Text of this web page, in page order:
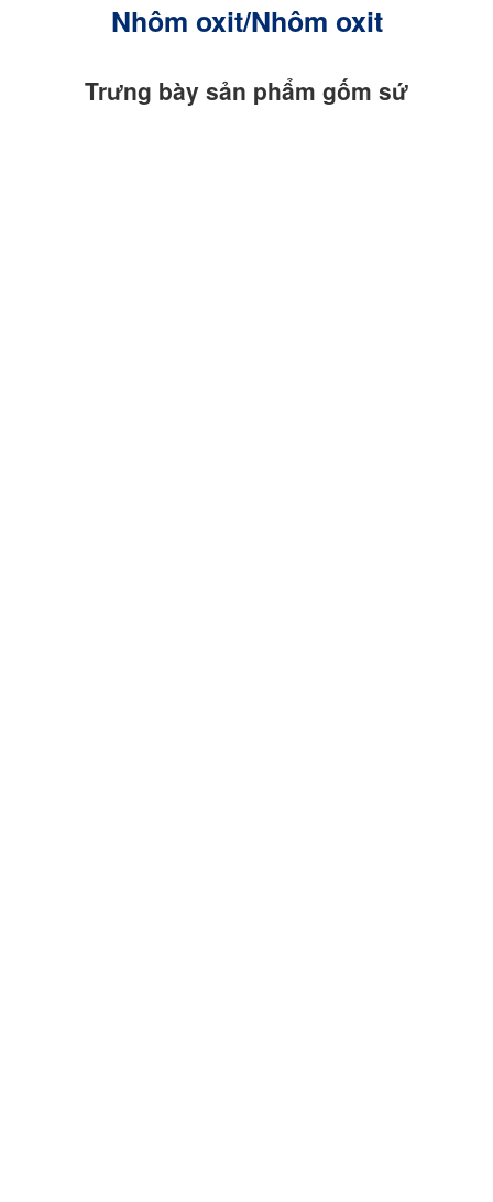
Nhôm oxit/Nhôm oxit
Trưng bày sản phẩm gốm sứ